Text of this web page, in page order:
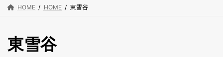
キ
に
HOME HOME 東雪谷
東雪谷